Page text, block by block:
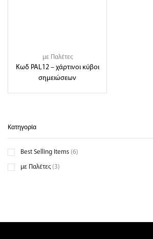
με Παλέτες
Κωδ PAL12 – χάρτινοι κύβοι
σημειώσεων
Κατηγορία
Best Selling Items (6)
με Παλέτες (3)